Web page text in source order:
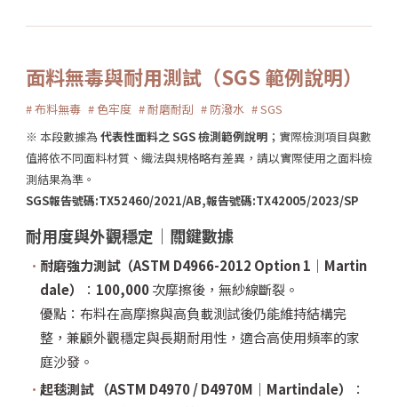
面料無毒與耐用測試（SGS 範例說明）
# 布料無毒 # 色牢度 # 耐磨耐刮 # 防潑水 # SGS
※ 本段數據為代表性面料之 SGS 檢測範例說明 ；實際檢測項目與數
值將依不同面料材質、織法與規格略有差異，請以實際使用之面料檢
測結果為準。
SGS報告號碼:TX52460/2021/AB,報告號碼:TX42005/2023/SP
耐用度與外觀穩定｜關鍵數據
耐磨強力測試（ASTM D4966-2012 Option 1｜Martin
dale）
： 100,000次摩擦後，無紗線斷裂。
優點：布料在高摩擦與高負載測試後仍能維持結構完
整，兼顧外觀穩定與長期耐用性，適合高使用頻率的家
庭沙發。
起毯測試 （ASTM D4970 / D4970M｜Martindale）
：